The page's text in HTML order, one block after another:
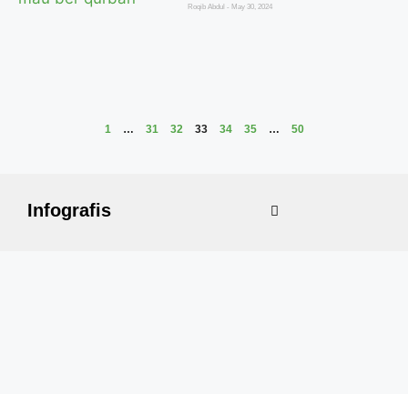
Roqib Abdul May 30, 2024
1 … 31 32 33 34 35 … 50
Infografis